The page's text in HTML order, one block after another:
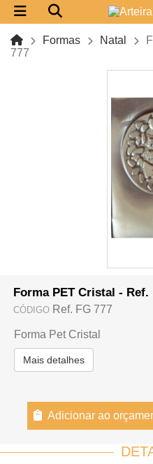
Formas Natal
777
Forma PET Cristal - Ref.
CÓDIGO Ref. FG 777
Forma Pet Cristal
Mais detalhes
Adicionar ao